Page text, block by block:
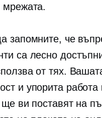
мрежата.
запомните, че
са лесно
от тях.
и упорита
ще ви поставят на